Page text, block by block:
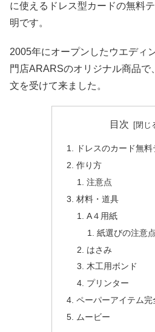
に使えるドレス型カードの無料
明です。
2005年にオープンしたウエディ
門店ARARSのオリジナル商品で
文を受けて来ました。
目次
ドレスのカード無
作り方
注意点
材料・道具
A４用紙
紙選びの注意点
はさみ
木工用ボンド
プリンター
ペーパーアイテム完
ムービー